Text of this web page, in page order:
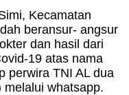
Kecamatan
beransur- angsur
dan hasil dari
19 atas nama
perwira TNI AL dua
melalui whatsapp.